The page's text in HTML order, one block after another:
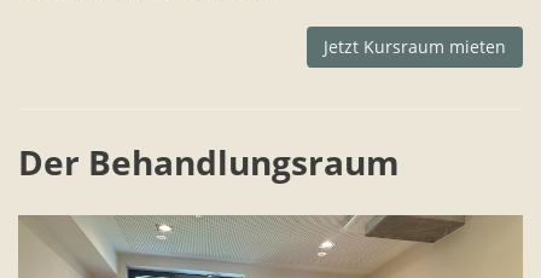
Jetzt Kursraum mieten
Der Behandlungsraum